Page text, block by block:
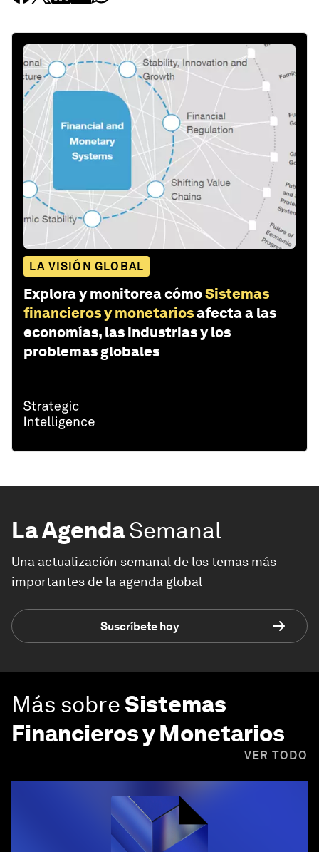
LA VISIÓN GLOBAL
Explora y monitorea cómoSistemas
financieros y monetariosafecta a las
economías, las industrias y los
problemas globales
La AgendaSemanal
Una actualización semanal de los temas más
importantes de la agenda global
Suscríbete hoy
Más sobreSistemas
Financieros y Monetarios
VER TODO